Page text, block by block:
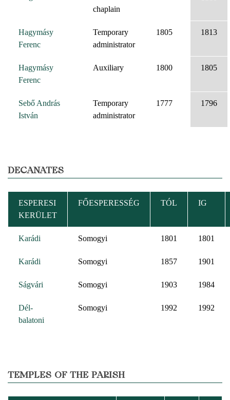
chaplain
Hagymásy
Ferenc
Temporary
administrator
1805 1813
Hagymásy
Ferenc
Auxiliary 1800 1805
Sebő András
István
Temporary
administrator
1777 1796
DECANATES
ESPERESI
KERÜLET
FŐESPERESSÉG TÓL IG
Karádi Somogyi 1801 1801
Karádi Somogyi 1857 1901
Ságvári Somogyi 1903 1984
Dél-
balatoni
Somogyi 1992 1992
TEMPLES OF THE PARISH